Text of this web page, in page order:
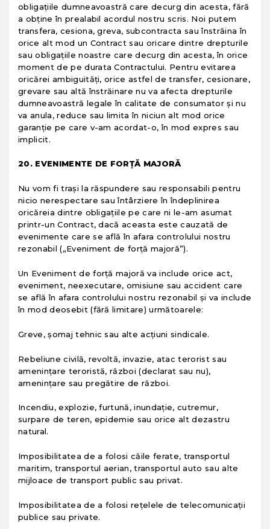
obligaţiile dumneavoastră care decurg din acesta, fără
a obţine în prealabil acordul nostru scris. Noi putem
transfera, cesiona, greva, subcontracta sau înstrăina în
orice alt mod un Contract sau oricare dintre drepturile
sau obligaţiile noastre care decurg din acesta, în orice
moment de pe durata Contractului. Pentru evitarea
oricărei ambiguităţi, orice astfel de transfer, cesionare,
grevare sau altă înstrăinare nu va afecta drepturile
dumneavoastră legale în calitate de consumator şi nu
va anula, reduce sau limita în niciun alt mod orice
garanţie pe care v-am acordat-o, în mod expres sau
implicit.
20. EVENIMENTE DE FORȚĂ MAJORĂ
Nu vom fi traşi la răspundere sau responsabili pentru
nicio nerespectare sau întârziere în îndeplinirea
oricăreia dintre obligaţiile pe care ni le-am asumat
printr-un Contract, dacă aceasta este cauzată de
evenimente care se află în afara controlului nostru
rezonabil („Eveniment de forţă majoră”).
Un Eveniment de forţă majoră va include orice act,
eveniment, neexecutare, omisiune sau accident care
se află în afara controlului nostru rezonabil şi va include
în mod deosebit (fără limitare) următoarele:
Greve, şomaj tehnic sau alte acţiuni sindicale.
Rebeliune civilă, revoltă, invazie, atac terorist sau
ameninţare teroristă, război (declarat sau nu),
ameninţare sau pregătire de război.
Incendiu, explozie, furtună, inundaţie, cutremur,
surpare de teren, epidemie sau orice alt dezastru
natural.
Imposibilitatea de a folosi căile ferate, transportul
maritim, transportul aerian, transportul auto sau alte
mijloace de transport public sau privat.
Imposibilitatea de a folosi reţelele de telecomunicaţii
publice sau private.